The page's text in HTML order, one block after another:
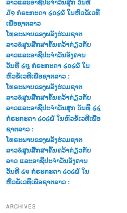
໓໑ ກໍຣະກະດາ ໒໐໒໖ ໃນຫົວຂໍ້ເວທີ
ເພື່ອຊາຕລາວ
ໂທຣະພາບຂອງພລັງຮ່ວມຊາຕ
ລາວ&ສູນສືກສາຄົ້ນຄວ້າກ່ຽວກັບ
ລາວແລະອາຊີປະຈຳວັນອັງຄານ
ວັນທີ ໒໘ ກໍຣະກະດາ ໒໐໒໖ ໃນ
ຫົວຂໍ້ເວທີເພື່ອຊາຕລາວ :
ໂທຣະພາບຂອງພລັງຮ່ວມຊາຕ
ລາວ&ສູນສືກສາຄົ້ນຄວ້າກ່ຽວກັບ
ລາວແລະອາຊີປະຈຳວັນສຸກ ວັນທີ ໒໔
ກໍຣະກະດາ ໒໐໒໖ ໃນຫົວຂໍ້ເວທີເພື່ອ
ຊາຕລາວ :
ໂທຣະພາບຂອງພລັງຮ່ວມຊາຕ
ລາວ&ສູນສືກສາຄົ້ນຄວ້າກ່ຽວກັບ
ລາວ ແລະອາຊີປະຈຳວັນອັງຄານ
ວັນທີ ໒໑ ກໍຣະກະດາ ໒໐໒໖ ໃນ
ຫົວຂໍ້ເວທີເພື່ອຊາຕລາວ :
ARCHIVES